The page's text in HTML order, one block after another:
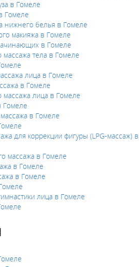
в Гомеле
Гомеле
нижнего белья в Гомеле
макияжа в Гомеле
в Гомеле
тела в Гомеле
лица в Гомеле
в Гомеле
лица в Гомеле
Гомеле
в Гомеле
для коррекции фигуры (LPG-массаж) в
массажа в Гомеле
в Гомеле
в Гомеле
лица в Гомеле